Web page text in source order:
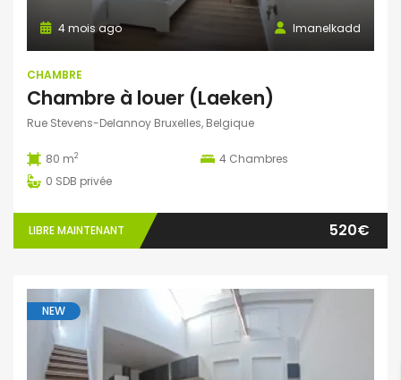
Imanelkadd
4 mois ago
CHAMBRE
Chambre à louer (Laeken)
Rue Stevens-Delannoy Bruxelles, Belgique
80 m2 4 Chambres
0 SDB privée
LIBRE MAINTENANT 520€
NEW